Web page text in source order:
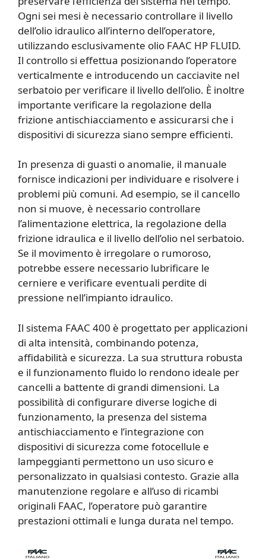
Ogni sei mesi è necessario controllare il livello
dell’olio idraulico all’interno dell’operatore,
utilizzando esclusivamente olio FAAC HP FLUID.
Il controllo si effettua posizionando l’operatore
verticalmente e introducendo un cacciavite nel
serbatoio per verificare il livello dell’olio. È inoltre
importante verificare la regolazione della
frizione antischiacciamento e assicurarsi che i
dispositivi di sicurezza siano sempre efficienti.
In presenza di guasti o anomalie, il manuale
fornisce indicazioni per individuare e risolvere i
problemi più comuni. Ad esempio, se il cancello
non si muove, è necessario controllare
l’alimentazione elettrica, la regolazione della
frizione idraulica e il livello dell’olio nel serbatoio.
Se il movimento è irregolare o rumoroso,
potrebbe essere necessario lubrificare le
cerniere e verificare eventuali perdite di
pressione nell’impianto idraulico.
Il sistema FAAC 400 è progettato per applicazioni
di alta intensità, combinando potenza,
affidabilità e sicurezza. La sua struttura robusta
e il funzionamento fluido lo rendono ideale per
cancelli a battente di grandi dimensioni. La
possibilità di configurare diverse logiche di
funzionamento, la presenza del sistema
antischiacciamento e l’integrazione con
dispositivi di sicurezza come fotocellule e
lampeggianti permettono un uso sicuro e
personalizzato in qualsiasi contesto. Grazie alla
manutenzione regolare e all’uso di ricambi
originali FAAC, l’operatore può garantire
prestazioni ottimali e lunga durata nel tempo.